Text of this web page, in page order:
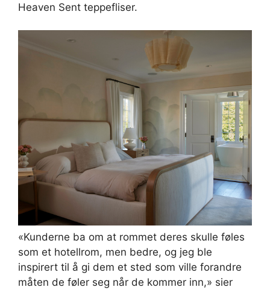
Heaven Sent teppefliser.
«Kunderne ba om at rommet deres skulle føles
som et hotellrom, men bedre, og jeg ble
inspirert til å gi dem et sted som ville forandre
måten de føler seg når de kommer inn,» sier